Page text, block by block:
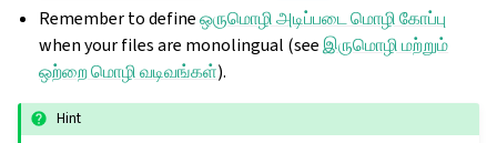
Remember to defineஒருமொழி அடிப்படை மொழி கோப்பு
when your files are monolingual (seeஇருமொழி மற்றும்
ஒற்றை மொழி வடிவங்கள்).
Hint